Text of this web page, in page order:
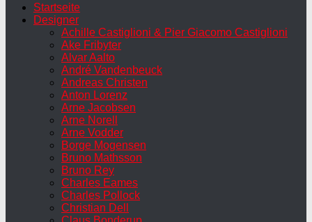
Startseite
Designer
Achille Castiglioni & Pier Giacomo Castiglioni
Ake Fribyter
Alvar Aalto
André Vandenbeuck
Andreas Christen
Anton Lorenz
Arne Jacobsen
Arne Norell
Arne Vodder
Borge Mogensen
Bruno Mathsson
Bruno Rey
Charles Eames
Charles Pollock
Christian Dell